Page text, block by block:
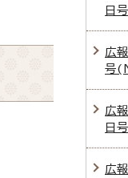
日
広
号
広
日
広